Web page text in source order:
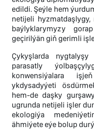
edildi. Şeýle hem
netijeli
baýlyklarymyzy
geçirilýän giň gerimli
Çykyşlarda
parasatly
konwensiýalara
ykdysadyýeti
hem-de daşky
ugrunda netijeli işler
ekologiýa
ähmiýete eýe bolup